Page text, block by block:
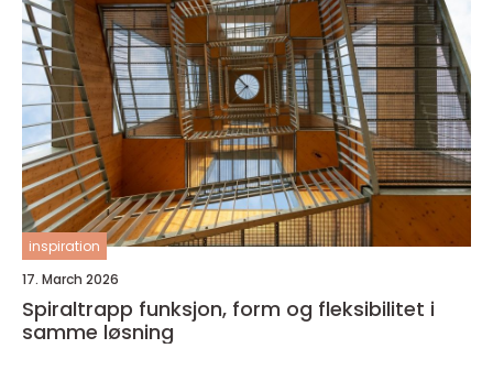
inspiration
17. March 2026
Spiraltrapp funksjon, form og fleksibilitet i
samme løsning